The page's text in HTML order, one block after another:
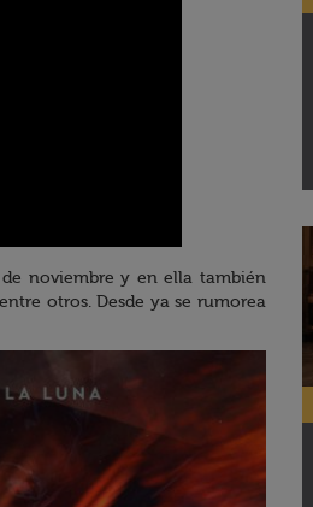
noviembre y en ella también
otros. Desde ya se rumorea